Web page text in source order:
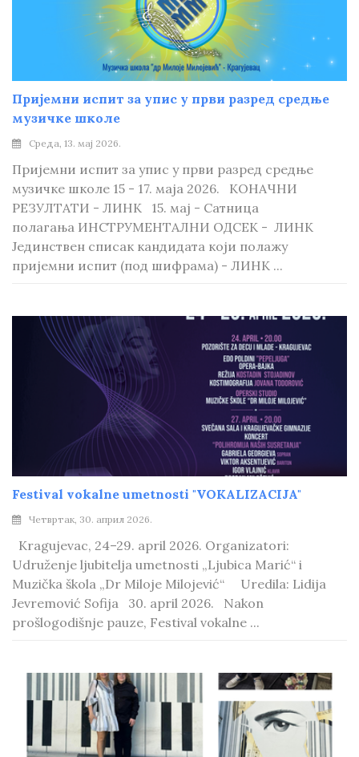
Пријемни испит за упис у први разред средње
музичке школе
Среда, 13. мај 2026.
Пријемни испит за упис у први разред средње
музичке школе 15 - 17. маја 2026. КОНАЧНИ
РЕЗУЛТАТИ - ЛИНК 15. мај - Сатница
полагања ИНСТРУМЕНТАЛНИ ОДСЕК - ЛИНК
Јединствен списак кандидата који полажу
пријемни испит (под шифрама) - ЛИНК ...
Festival vokalne umetnosti "VOKALIZACIJA"
Четвртак, 30. април 2026.
Kragujevac, 24–29. april 2026. Organizatori:
Udruženje ljubitelja umetnosti „Ljubica Marić“ i
Muzička škola „Dr Miloje Milojević“ Uredila: Lidija
Jevremović Sofija 30. april 2026. Nakon
prošlogodišnje pauze, Festival vokalne ...